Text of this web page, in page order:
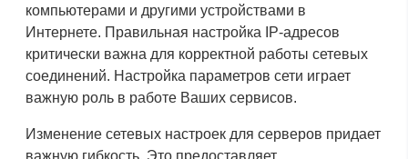
компьютерами и другими устройствами в
Интернете. Правильная настройка IP-адресов
критически важна для корректной работы сетевых
соединений. Настройка параметров сети играет
важную роль в работе Ваших сервисов.
Изменение сетевых настроек для серверов придает
важную гибкость. Это предоставляет